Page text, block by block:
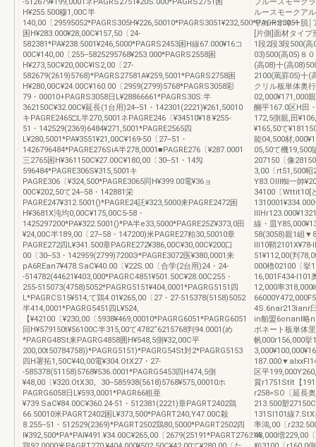
-512679¥199,0001ネPAGRS2751¥20S.000*PAGRS2751困
H¥255.500穆1,00C半
140,00〔29595052*PAGRS305H¥226,50010*PAGRS3051¥232,500*PAGRS3051
困H¥283.000¥28,00C¥157,50〔24-
582381*PA¥238.5001¥246,5000*PAGRS2453困H線67.000¥16コ
00C¥140,00〔255--5825295768¥253.000*PAGRS2558困
H¥273,50C¥20,00C¥lS2,00〔27-
582679(2619)5768)*PAGRS27581A¥259,5001*PAGRS2758困
H¥280,00C¥24.00C¥160.00〔2959(2799)5768*PAGRS3058彩
79・00010+PAGRS3058日L¥28866661*PAGRS30S:半
362150C¥32.00C¥延長(1台用)24--51・142301(2221)¥261,50010
キPAGRE2465□L半270,5001ネPAGRE246〔¥34510¥18.¥255-
51・142529(2369)6484¥271,5001*PAGRE2565四
L¥280,5001*PA¥3551¥21,00C¥169‐50〔27--51・
1426796484*PAGRE276SiA半278,0001■PAGRE276〔¥287.0001
三2765困H¥361150C¥27.00C¥180,00〔30--51・14匁
596484*PAGRE306S¥315,5001キ
PAGRE306〔¥324,500*PAGRE3065同H¥399.00電¥36ョ
00C¥202,50て24--58・142881栄
PAGRE247¥312.5001()*PAGRE24託¥323,5000来PAGRE2472困
H¥3681X沌均0,00C¥175,00C5-58・
1425297200*PA¥322.5001()*PA半e33,5000*PAGRE25Z¥373,0田
¥24,00C半189,00〔27--58・147200)米PAGRE27粕30,50010章
PAGRE272四L¥341.500章PAGRE272¥386,00C¥30,00C¥200口
00〔30--53・142959(2799)7200Э*PAGRE3072医¥380,0001来
pA6REan7¥478.SaC¥40.00〔¥22S.00〔合学(2台用)24・24-
-514782(44621¥403,000*PAGRC4851¥501.50C¥28.00C255・
255-515073(4758)5052*PAGRG5151¥404,0001*PAGRG5151四
L*PAGRCS15¥514,て鶏4.01¥265,00〔27・27-515378(5158)5052
半414,0001*PAGRG5451四L¥524,
【¥42100〔¥230,00〔5938¥469,00010*PAGRG6051*PAGRG6051
回H¥579150t¥56100C半315,00て4782“6215768判94.0001(め
*PAGRG48St来PAGRG4858囲H¥548,5側¥32,00C平
200,00t50784758))*PAGRG5151)*PAGRG54St対2*PAGRG5153
四H署拓1,50C¥40,00電¥304.OtX27・27-
-585378(51158)5768¥536.0001*PAGRG5453四H474,5側
¥48,00〔¥320.OtX30。30--585938(5618)5768¥575,00010ホ
PAGRG6058日L¥593,0001*PAGR66租亜
¥739.SaC¥84.00C¥360.24-51・512381(2221)章PAGRT2402鶏
66.50010米PAGRT2402困L¥373,500*PAGRT240,Y47.00C殺
8.255--51・512529(2369)*PAGRT2502鶏80,5000*PAGRT2502四
l¥392,500*PA*PAI¥491.¥34.00C¥265,00〔2679(25191*PAGRT27621A
ブルースモーク
ルースモークア
リカーホネー脱￨
[片側]面材タイ
1段2段3段500(
03)500(高05)８
(高08)十(高
2100(罵罫05)十(
クリル板単体奥
02,000¥171,000
醐平167.0区H田
172,5側親,田
¥165,50て
能04,500材
05,50て機19,500
207150〔像
3,00〔rt51,500昭
Y83.Olll蜘一帥
34100〔Wttit10[
線・皿
58(3058)親1岨
lll10鞘
51¥112,00(判
000櫓02100〔挙
16,001F434‐l101
12,000率318,000
4S.6nar213ianr
in舶盟6onanl略
ボネート板単体
帆000r156,000挙
区平
賞r1751Stlt【
r258=SO〔延長
213.500塑
131Sl101線
率鴻,00〔
48,000増229,00